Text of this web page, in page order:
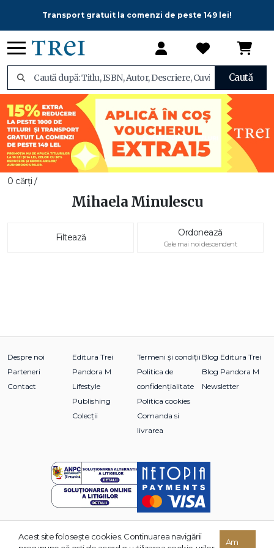
Transport gratuit la comenzi de peste 149 lei!
Caută
0 cărți /
Mihaela Minulescu
Filtează Ordonează
Cele mai noi descendent
Despre noi
Parteneri
Contact
Editura Trei
Pandora M
Lifestyle
Publishing
Colecții
Termeni și condiții
Politica de
confidențialitate
Politica cookies
Comanda si
livrarea
Blog Editura Trei
Blog Pandora M
Newsletter
© 2026 Grupul Editorial TREI. Toate drepturile rezervate.
Acest site foloseşte cookies. Continuarea navigării
Am